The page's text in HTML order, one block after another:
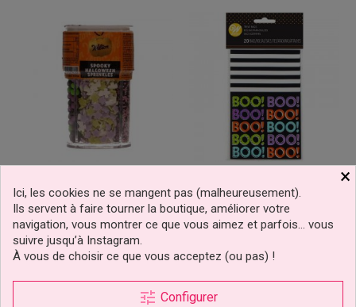
Sprinkles 4-Cell «
Halloween Hanté » –...
Prix
base
6,99 €
-25%
Prix
5,24 €
Ajouter au panier
Pcs/20 Wilton
Prix
1,99 €
Ajouter au panier
×
Ici, les cookies ne se mangent pas (malheureusement).
Ils servent à faire tourner la boutique, améliorer votre
navigation, vous montrer ce que vous aimez et parfois… vous
suivre jusqu’à Instagram.
À vous de choisir ce que vous acceptez (ou pas) !
tune Configurer